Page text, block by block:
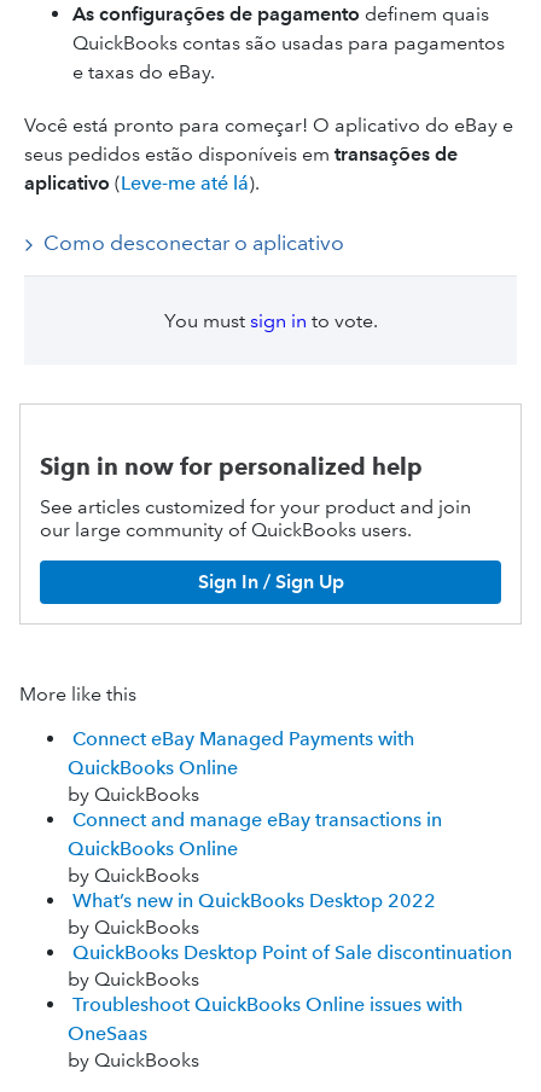
As configurações de pagamento definem quais
QuickBooks contas são usadas para pagamentos
e taxas do eBay.
Você está pronto para começar! O aplicativo do eBay e
seus pedidos estão disponíveis em transações de
aplicativo (Leve-me até lá).
Como desconectar o aplicativo
You must sign in to vote.
Sign in now for personalized help
See articles customized for your product and join
our large community of QuickBooks users.
Sign In / Sign Up
More like this
Connect eBay Managed Payments with
QuickBooks Online
by QuickBooks
Connect and manage eBay transactions in
QuickBooks Online
by QuickBooks
What’s new in QuickBooks Desktop 2022
by QuickBooks
QuickBooks Desktop Point of Sale discontinuation
by QuickBooks
Troubleshoot QuickBooks Online issues with
OneSaas
by QuickBooks